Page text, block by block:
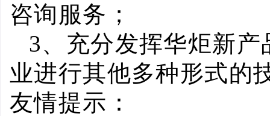
咨询服务；
3、充分发挥华炬新
业进行其他多种形式的
友情提示：